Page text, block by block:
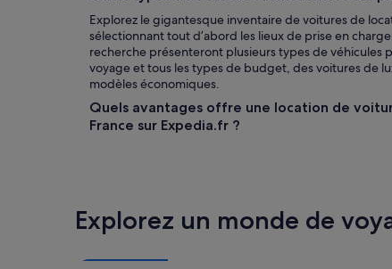
Explorez le gigantesque inventaire de voitures de
sélectionnant tout d’abord les lieux de prise en
recherche présenteront plusieurs types de véhicules
voyage et tous les types de budget, des voitures de
modèles économiques.
Quels avantages offre une location de
France sur Expedia.fr ?
Explorez un monde de